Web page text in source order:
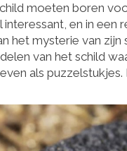
moeten boren
en in een
het mysterie van
van het schild
als